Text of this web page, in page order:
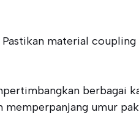
material
berbagai
umur